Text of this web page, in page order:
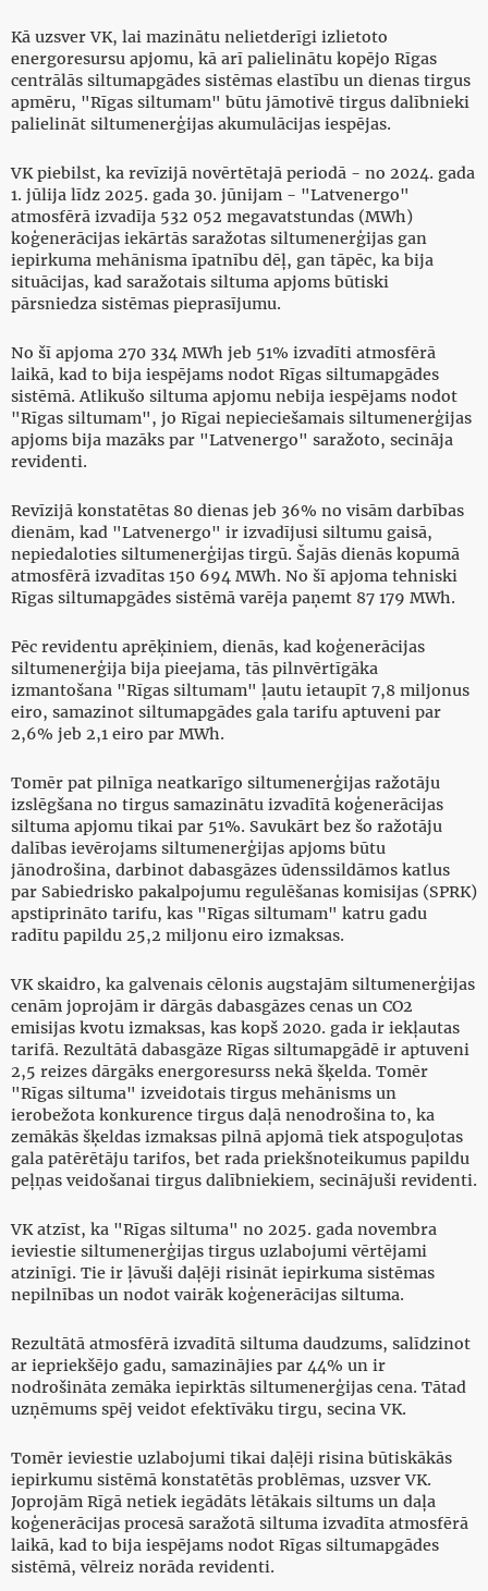
Kā uzsver VK, lai mazinātu nelietderīgi izlietoto
energoresursu apjomu, kā arī palielinātu kopējo Rīgas
centrālās siltumapgādes sistēmas elastību un dienas tirgus
apmēru, "Rīgas siltumam" būtu jāmotivē tirgus dalībnieki
palielināt siltumenerģijas akumulācijas iespējas.
VK piebilst, ka revīzijā novērtētajā periodā - no 2024. gada
1. jūlija līdz 2025. gada 30. jūnijam - "Latvenergo"
atmosfērā izvadīja 532 052 megavatstundas (MWh)
koģenerācijas iekārtās saražotas siltumenerģijas gan
iepirkuma mehānisma īpatnību dēļ, gan tāpēc, ka bija
situācijas, kad saražotais siltuma apjoms būtiski
pārsniedza sistēmas pieprasījumu.
No šī apjoma 270 334 MWh jeb 51% izvadīti atmosfērā
laikā, kad to bija iespējams nodot Rīgas siltumapgādes
sistēmā. Atlikušo siltuma apjomu nebija iespējams nodot
"Rīgas siltumam", jo Rīgai nepieciešamais siltumenerģijas
apjoms bija mazāks par "Latvenergo" saražoto, secināja
revidenti.
Revīzijā konstatētas 80 dienas jeb 36% no visām darbības
dienām, kad "Latvenergo" ir izvadījusi siltumu gaisā,
nepiedaloties siltumenerģijas tirgū. Šajās dienās kopumā
atmosfērā izvadītas 150 694 MWh. No šī apjoma tehniski
Rīgas siltumapgādes sistēmā varēja paņemt 87 179 MWh.
Pēc revidentu aprēķiniem, dienās, kad koģenerācijas
siltumenerģija bija pieejama, tās pilnvērtīgāka
izmantošana "Rīgas siltumam" ļautu ietaupīt 7,8 miljonus
eiro, samazinot siltumapgādes gala tarifu aptuveni par
2,6% jeb 2,1 eiro par MWh.
Tomēr pat pilnīga neatkarīgo siltumenerģijas ražotāju
izslēgšana no tirgus samazinātu izvadītā koģenerācijas
siltuma apjomu tikai par 51%. Savukārt bez šo ražotāju
dalības ievērojams siltumenerģijas apjoms būtu
jānodrošina, darbinot dabasgāzes ūdenssildāmos katlus
par Sabiedrisko pakalpojumu regulēšanas komisijas (SPRK)
apstiprināto tarifu, kas "Rīgas siltumam" katru gadu
radītu papildu 25,2 miljonu eiro izmaksas.
VK skaidro, ka galvenais cēlonis augstajām siltumenerģijas
cenām joprojām ir dārgās dabasgāzes cenas un CO2
emisijas kvotu izmaksas, kas kopš 2020. gada ir iekļautas
tarifā. Rezultātā dabasgāze Rīgas siltumapgādē ir aptuveni
2,5 reizes dārgāks energoresurss nekā šķelda. Tomēr
"Rīgas siltuma" izveidotais tirgus mehānisms un
ierobežota konkurence tirgus daļā nenodrošina to, ka
zemākās šķeldas izmaksas pilnā apjomā tiek atspoguļotas
gala patērētāju tarifos, bet rada priekšnoteikumus papildu
peļņas veidošanai tirgus dalībniekiem, secinājuši revidenti.
VK atzīst, ka "Rīgas siltuma" no 2025. gada novembra
ieviestie siltumenerģijas tirgus uzlabojumi vērtējami
atzinīgi. Tie ir ļāvuši daļēji risināt iepirkuma sistēmas
nepilnības un nodot vairāk koģenerācijas siltuma.
Rezultātā atmosfērā izvadītā siltuma daudzums, salīdzinot
ar iepriekšējo gadu, samazinājies par 44% un ir
nodrošināta zemāka iepirktās siltumenerģijas cena. Tātad
uzņēmums spēj veidot efektīvāku tirgu, secina VK.
Tomēr ieviestie uzlabojumi tikai daļēji risina būtiskākās
iepirkumu sistēmā konstatētās problēmas, uzsver VK.
Joprojām Rīgā netiek iegādāts lētākais siltums un daļa
koģenerācijas procesā saražotā siltuma izvadīta atmosfērā
laikā, kad to bija iespējams nodot Rīgas siltumapgādes
sistēmā, vēlreiz norāda revidenti.